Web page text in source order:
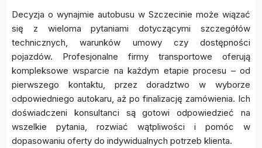
Decyzja o wynajmie autobusu w Szczecinie może wiązać
się z wieloma pytaniami dotyczącymi szczegółów
technicznych, warunków umowy czy dostępności
pojazdów. Profesjonalne firmy transportowe oferują
kompleksowe wsparcie na każdym etapie procesu – od
pierwszego kontaktu, przez doradztwo w wyborze
odpowiedniego autokaru, aż po finalizację zamówienia. Ich
doświadczeni konsultanci są gotowi odpowiedzieć na
wszelkie pytania, rozwiać wątpliwości i pomóc w
dopasowaniu oferty do indywidualnych potrzeb klienta.